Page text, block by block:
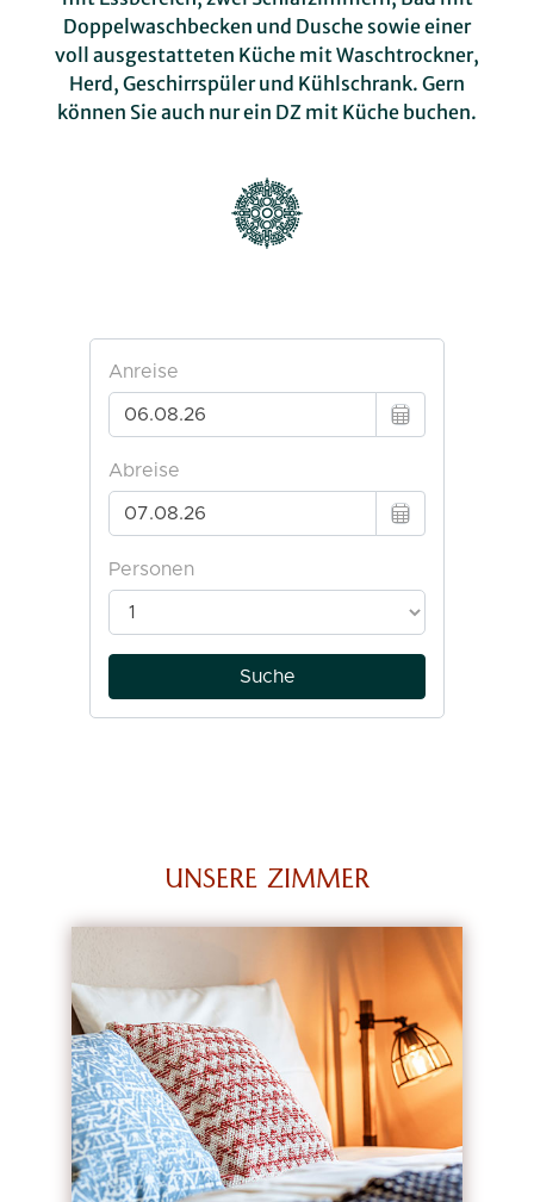
Doppelwaschbecken und Dusche sowie einer
voll ausgestatteten Küche mit Waschtrockner,
Herd, Geschirrspüler und Kühlschrank. Gern
können Sie auch nur ein DZ mit Küche buchen.
UNSERE ZIMMER